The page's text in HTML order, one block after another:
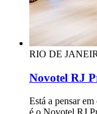
RIO DE
Novotel RJ
Está a pensar